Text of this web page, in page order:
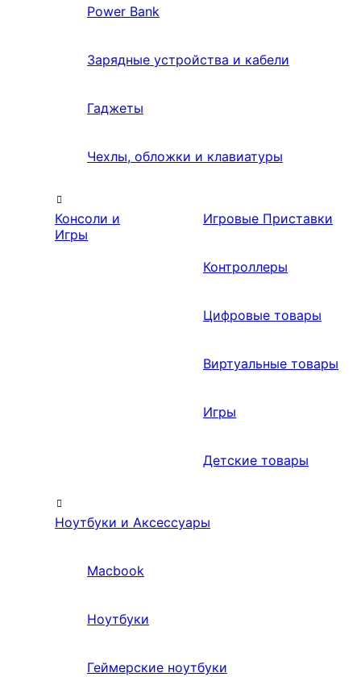
Power Bank
Зарядные устройства и кабели
Гаджеты
Чехлы, обложки и клавиатуры
Консоли и
Игры
Игровые Приставки
Контроллеры
Цифровые товары
Виртуальные товары
Игры
Детские товары
Ноутбуки и Аксессуары
Macbook
Ноутбуки
Геймерские ноутбуки